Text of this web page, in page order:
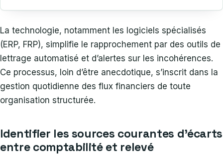
La technologie, notamment les logiciels spécialisés
(ERP, FRP), simplifie le rapprochement par des outils de
lettrage automatisé et d’alertes sur les incohérences.
Ce processus, loin d’être anecdotique, s’inscrit dans la
gestion quotidienne des flux financiers de toute
organisation structurée.
Identifier les sources courantes d’écarts
entre comptabilité et relevé